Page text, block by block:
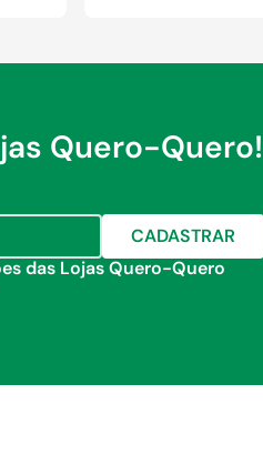
COMPRAR
Quero-Quero!
CADASTRAR
das Lojas Quero-Quero